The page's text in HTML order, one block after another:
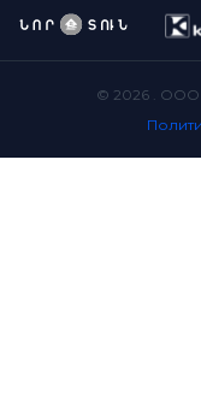
© 2026 . ООО